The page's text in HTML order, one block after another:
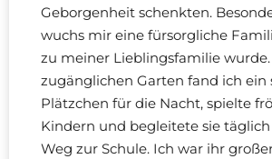
Geborgenheit schenkten.
wuchs mir eine fürsorgliche
zu meiner Lieblingsfamilie
zugänglichen Garten fand ich ein
Plätzchen für die Nacht, spielte
Kindern und begleitete sie
Weg zur Schule. Ich war ihr